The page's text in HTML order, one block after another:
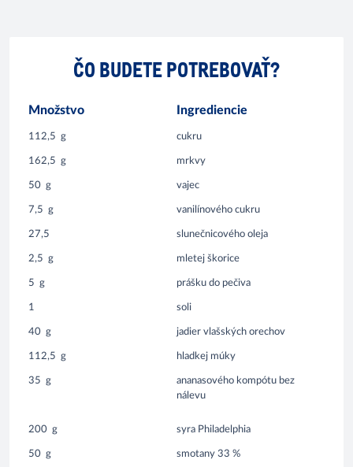
ČO BUDETE POTREBOVAŤ?
Množstvo Ingrediencie
112,5 g cukru
162,5 g mrkvy
50 g vajec
7,5 g vanilínového cukru
27,5 slunečnicového oleja
2,5 g mletej škorice
5 g prášku do pečiva
1 soli
40 g jadier vlašských orechov
112,5 g hladkej múky
35 g
ananasového kompótu bez
nálevu
200 g syra Philadelphia
50 g smotany 33 %